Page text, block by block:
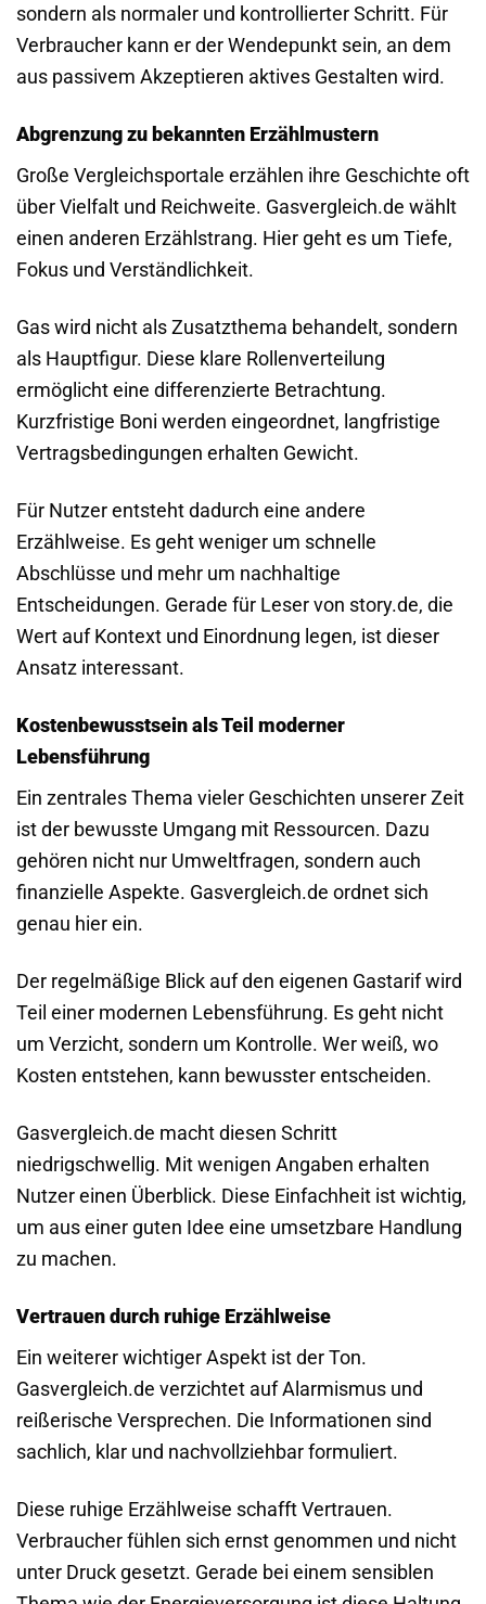
sondern als normaler und kontrollierter Schritt. Für
Verbraucher kann er der Wendepunkt sein, an dem
aus passivem Akzeptieren aktives Gestalten wird.
Abgrenzung zu bekannten Erzählmustern
Große Vergleichsportale erzählen ihre Geschichte oft
über Vielfalt und Reichweite. Gasvergleich.de wählt
einen anderen Erzählstrang. Hier geht es um Tiefe,
Fokus und Verständlichkeit.
Gas wird nicht als Zusatzthema behandelt, sondern
als Hauptfigur. Diese klare Rollenverteilung
ermöglicht eine differenzierte Betrachtung.
Kurzfristige Boni werden eingeordnet, langfristige
Vertragsbedingungen erhalten Gewicht.
Für Nutzer entsteht dadurch eine andere
Erzählweise. Es geht weniger um schnelle
Abschlüsse und mehr um nachhaltige
Entscheidungen. Gerade für Leser von story.de, die
Wert auf Kontext und Einordnung legen, ist dieser
Ansatz interessant.
Kostenbewusstsein als Teil moderner
Lebensführung
Ein zentrales Thema vieler Geschichten unserer Zeit
ist der bewusste Umgang mit Ressourcen. Dazu
gehören nicht nur Umweltfragen, sondern auch
finanzielle Aspekte. Gasvergleich.de ordnet sich
genau hier ein.
Der regelmäßige Blick auf den eigenen Gastarif wird
Teil einer modernen Lebensführung. Es geht nicht
um Verzicht, sondern um Kontrolle. Wer weiß, wo
Kosten entstehen, kann bewusster entscheiden.
Gasvergleich.de macht diesen Schritt
niedrigschwellig. Mit wenigen Angaben erhalten
Nutzer einen Überblick. Diese Einfachheit ist wichtig,
um aus einer guten Idee eine umsetzbare Handlung
zu machen.
Vertrauen durch ruhige Erzählweise
Ein weiterer wichtiger Aspekt ist der Ton.
Gasvergleich.de verzichtet auf Alarmismus und
reißerische Versprechen. Die Informationen sind
sachlich, klar und nachvollziehbar formuliert.
Diese ruhige Erzählweise schafft Vertrauen.
Verbraucher fühlen sich ernst genommen und nicht
unter Druck gesetzt. Gerade bei einem sensiblen